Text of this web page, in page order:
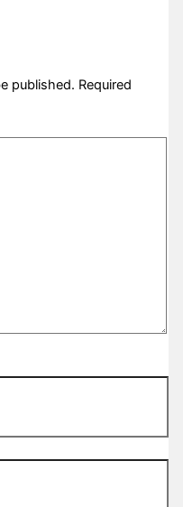
published. Required